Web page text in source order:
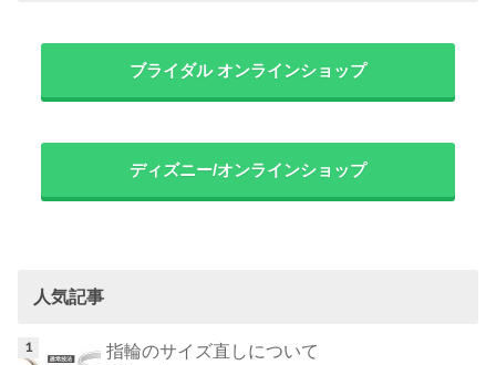
ブライダル オンラインショップ
ディズニー/オンラインショップ
人気記事
指輪のサイズ直しについて